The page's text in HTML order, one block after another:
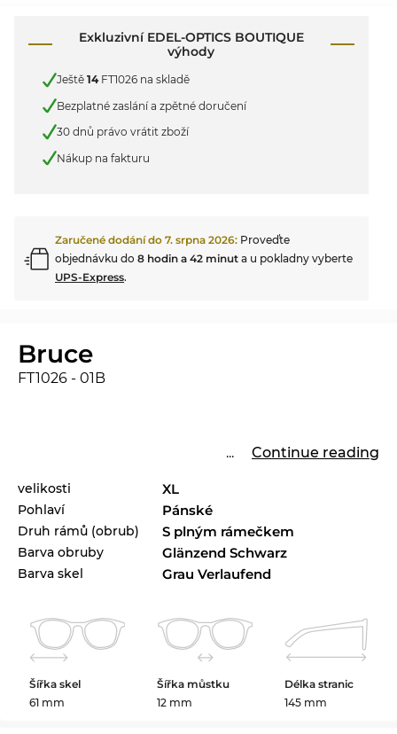
Exkluzivní EDEL-OPTICS BOUTIQUE
výhody
Ještě 14FT1026 na skladě
Bezplatné zaslání a zpětné doručení
30 dnů právo vrátit zboží
Nákup na fakturu
Zaručené dodání do 7. srpna 2026: Proveďte
objednávku do 8 hodin a 42 minut a u pokladny vyberte
UPS-Express.
Bruce
FT1026 - 01B
... Continue reading
velikosti XL
Pohlaví Pánské
Druh rámů (obrub) S plným rámečkem
Barva obruby Glänzend Schwarz
Barva skel Grau Verlaufend
Šířka skel
61 mm
Šířka můstku
12 mm
Délka stranic
145 mm